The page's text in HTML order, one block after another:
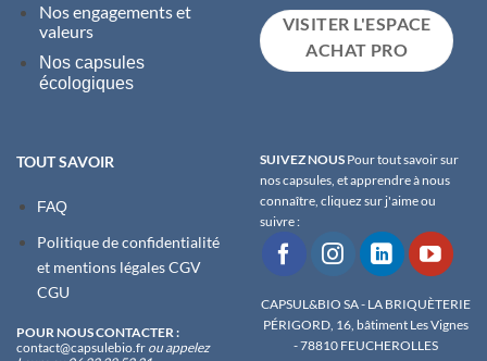
Nos engagements et
valeurs
Nos capsules
écologiques
VISITER L'ESPACE
ACHAT PRO
TOUT SAVOIR
FAQ
Politique de confidentialité
et mentions légalesCGV
CGU
POUR NOUS CONTACTER :
contact@capsulebio.fr ou appelez
SUIVEZ NOUS Pour tout savoir sur
nos capsules, et apprendre à nous
connaître, cliquez sur j'aime ou
suivre :
CAPSUL&BIO SA - LA BRIQUÈTERIE
PÉRIGORD, 16, bâtiment Les Vignes
- 78810 FEUCHEROLLES